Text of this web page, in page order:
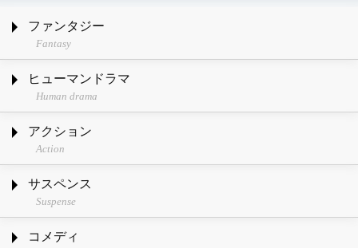
ファンタジー
Fantasy
ヒューマンドラマ
Human drama
アクション
Action
サスペンス
Suspense
コメディ